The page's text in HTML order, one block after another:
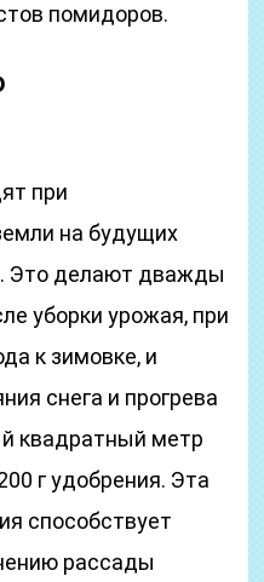
помидоров.
при
на будущих
Это делают дважды
уборки урожая, при
к зимовке, и
снега и прогрева
квадратный метр
г удобрения. Эта
способствует
рассады